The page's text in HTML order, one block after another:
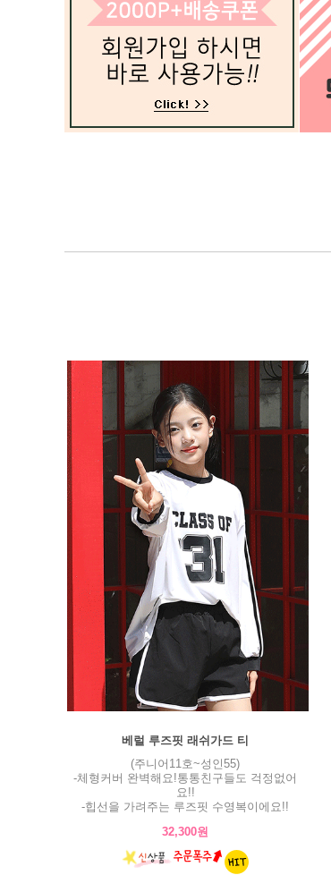
베럴 루즈핏 래쉬가드 티
(주니어11호~성인55)
-체형커버 완벽해요!통통친구들도 걱정없어
요!!
-힙선을 가려주는 루즈핏 수영복이에요!!
32,300원